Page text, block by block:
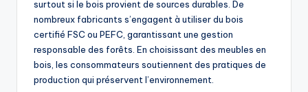
surtout si le bois provient de sources durables. De
nombreux fabricants s’engagent à utiliser du bois
certifié FSC ou PEFC, garantissant une gestion
responsable des forêts. En choisissant des meubles en
bois, les consommateurs soutiennent des pratiques de
production qui préservent l’environnement.